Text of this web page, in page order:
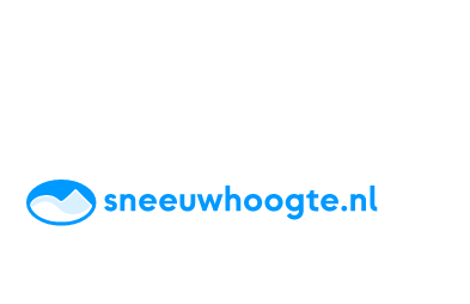
AccommodatiesTipsReviewsLive updatesApp